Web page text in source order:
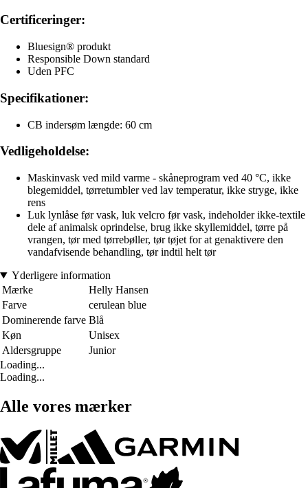
Certificeringer:
Bluesign® produkt
Responsible Down standard
Uden PFC
Specifikationer:
CB indersøm længde: 60 cm
Vedligeholdelse:
Maskinvask ved mild varme - skåneprogram ved 40 °C, ikke
blegemiddel, tørretumbler ved lav temperatur, ikke stryge, ikke
rens
Luk lynlåse før vask, luk velcro før vask, indeholder ikke-textile
dele af animalsk oprindelse, brug ikke skyllemiddel, tørre på
vrangen, tør med tørrebøller, tør tøjet for at genaktivere den
vandafvisende behandling, tør indtil helt tør
Yderligere information
Mærke
Helly Hansen
Farve
cerulean blue
Dominerende farve Blå
Køn
Unisex
Aldersgruppe
Junior
Loading...
Loading...
Alle vores mærker